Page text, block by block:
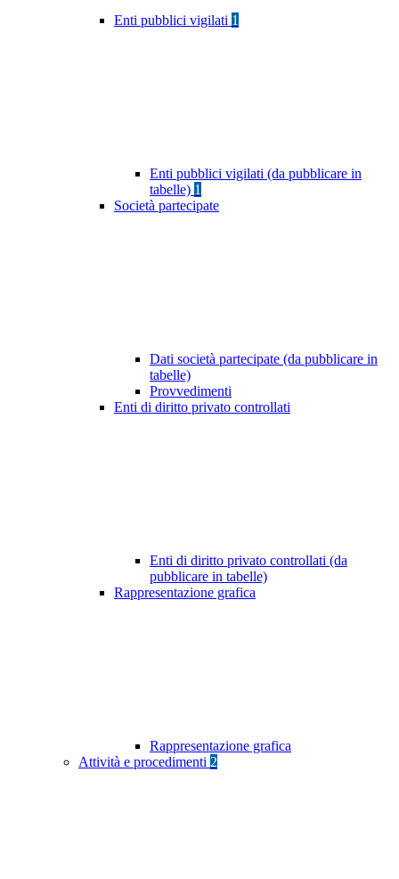
Enti pubblici vigilati 1
Enti pubblici vigilati (da pubblicare in
tabelle) 1
Società partecipate
Dati società partecipate (da pubblicare in
tabelle)
Provvedimenti
Enti di diritto privato controllati
Enti di diritto privato controllati (da
pubblicare in tabelle)
Rappresentazione grafica
Rappresentazione grafica
Attività e procedimenti 2